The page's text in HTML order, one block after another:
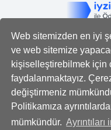
Web sitemizden en iyi
ve web sitemize
kişiselleştirebilmek için
faydalanmaktayız.
değiştirmeniz
Politikamıza
mümkündür.